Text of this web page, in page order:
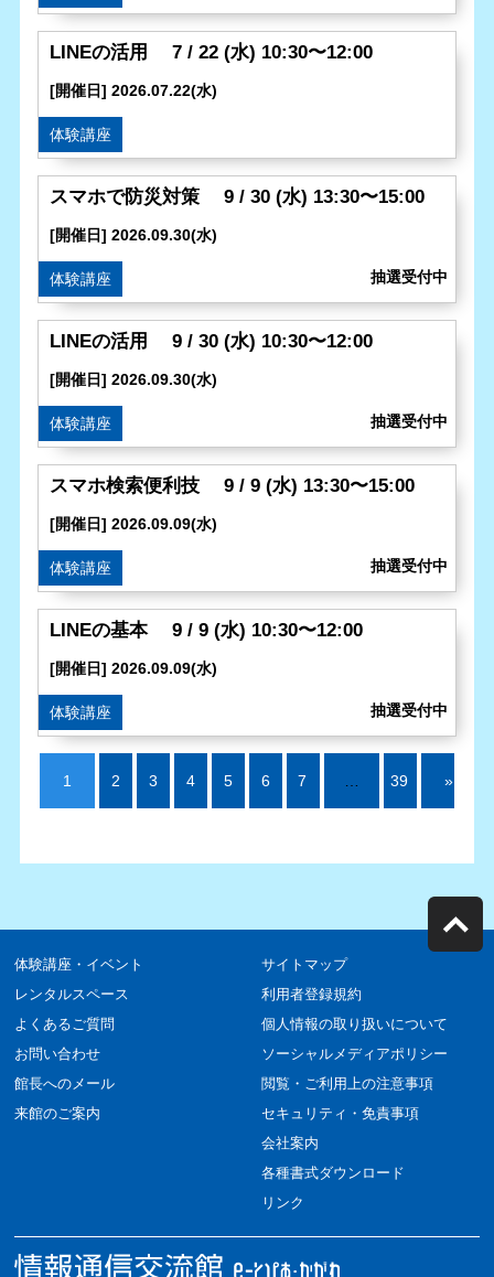
LINEの活用 7 / 22 (水) 10:30〜12:00
[開催日] 2026.07.22(水)
体験講座
スマホで防災対策 9 / 30 (水) 13:30〜15:00
[開催日] 2026.09.30(水)
体験講座
LINEの活用 9 / 30 (水) 10:30〜12:00
[開催日] 2026.09.30(水)
体験講座
スマホ検索便利技 9 / 9 (水) 13:30〜15:00
[開催日] 2026.09.09(水)
体験講座
LINEの基本 9 / 9 (水) 10:30〜12:00
[開催日] 2026.09.09(水)
体験講座
1 2 3 4 5 6 7 39 »
体験講座・イベント
レンタルスペース
よくあるご質問
お問い合わせ
館長へのメール
来館のご案内
サイトマップ
利用者登録規約
個人情報の取り扱いについて
ソーシャルメディアポリシー
閲覧・ご利用上の注意事項
セキュリティ・免責事項
会社案内
各種書式ダウンロード
リンク